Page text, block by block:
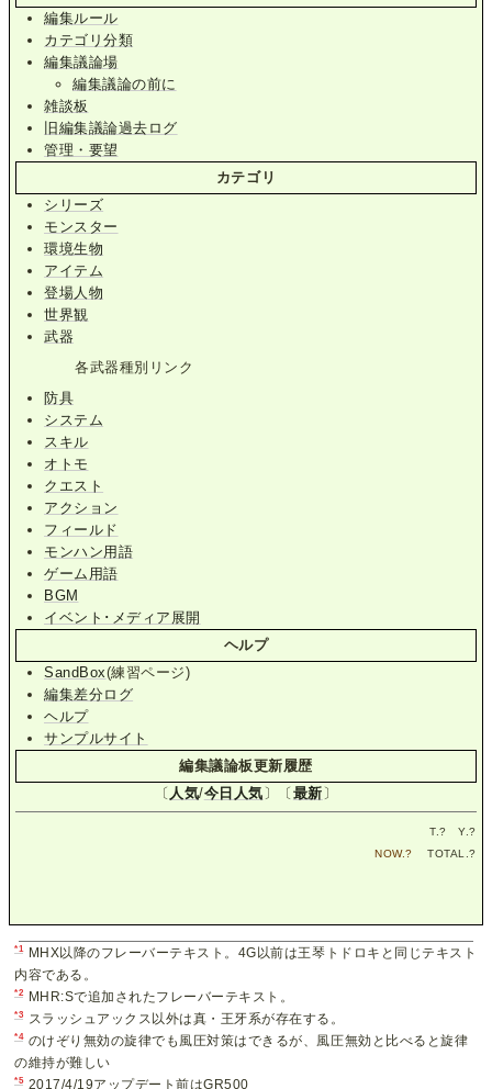
編集ルール
カテゴリ分類
編集議論場
編集議論の前に
雑談板
旧編集議論過去ログ
管理・要望
カテゴリ
シリーズ
モンスター
環境生物
アイテム
登場人物
世界観
武器
各武器種別リンク
防具
システム
スキル
オトモ
クエスト
アクション
フィールド
モンハン用語
ゲーム用語
BGM
イベント･メディア展開
ヘルプ
SandBox(練習ページ)
編集差分ログ
ヘルプ
サンプルサイト
編集議論板更新履歴
〔 人気/今日人気〕〔最新〕
T.? Y.?
NOW.? TOTAL.?
*1
MHX以降のフレーバーテキスト。4G以前は王琴トドロキと同じテキスト
内容である。
*2 MHR:Sで追加されたフレーバーテキスト。
*3 スラッシュアックス以外は真・王牙系が存在する。
*4 のけぞり無効の旋律でも風圧対策はできるが、風圧無効と比べると旋律
の維持が難しい
*5 2017/4/19アップデート前はGR500